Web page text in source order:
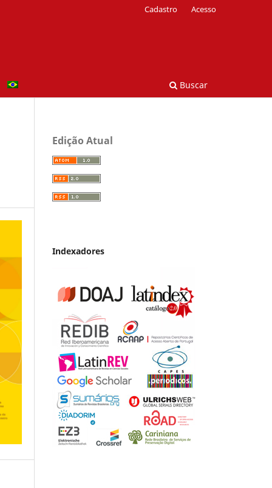
Buscar
Cadastro Acesso
Edição Atual
Indexadores